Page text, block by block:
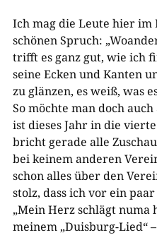
Ich mag die Leute hier im
schönen Spruch:
trifft es ganz gut, wie ich
seine Ecken und Kanten
zu glänzen, es weiß, was
So möchte man doch
ist dieses Jahr in die
bricht gerade alle
bei keinem anderen
schon alles über den
stolz, dass ich vor ein
„Mein Herz schlägt numa
meinem „Duisburg-Lied“